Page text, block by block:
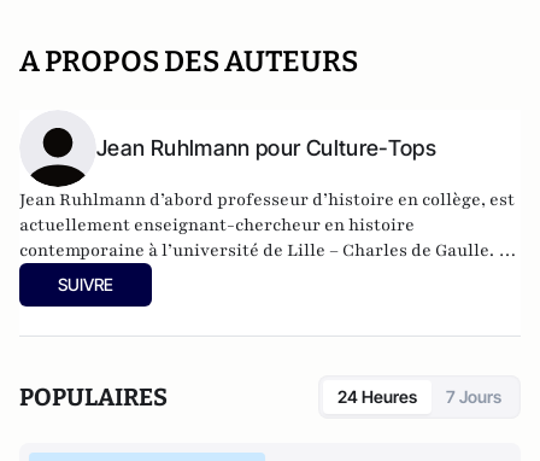
A PROPOS DES AUTEURS
Jean Ruhlmann pour Culture-Tops
Jean Ruhlmann d’abord professeur d’histoire en collège, est
actuellement enseignant-chercheur en histoire
contemporaine à l’université de Lille – Charles de Gaulle. Le
théâtre est une passion qui remonte à sa découverte du
Festival d’Avignon ; il s’intéresse également aux séries
SUIVRE
POPULAIRES 24 Heures 7 Jours